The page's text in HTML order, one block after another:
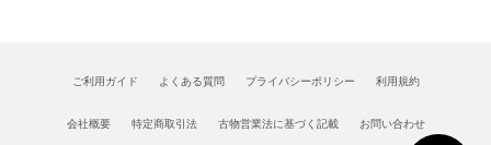
ご利用ガイド よくある質問 プライバシーポリシー 利用規約
会社概要 特定商取引法 古物営業法に基づく記載 お問い合わせ